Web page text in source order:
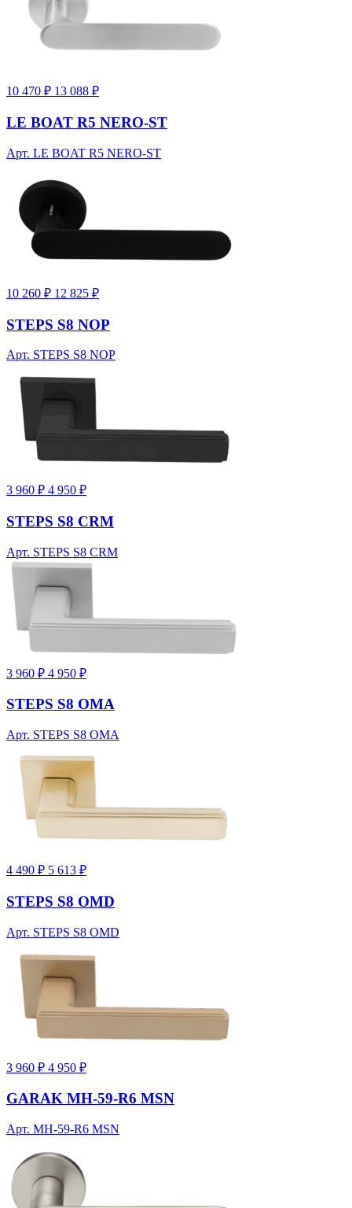
10 470 ₽ 13 088 ₽
LE BOAT R5 NERO-ST
Арт. LE BOAT R5 NERO-ST
10 260 ₽ 12 825 ₽
STEPS S8 NOP
Арт. STEPS S8 NOP
3 960 ₽ 4 950 ₽
STEPS S8 CRM
Арт. STEPS S8 CRM
3 960 ₽ 4 950 ₽
STEPS S8 OMA
Арт. STEPS S8 OMA
4 490 ₽ 5 613 ₽
STEPS S8 OMD
Арт. STEPS S8 OMD
3 960 ₽ 4 950 ₽
GARAK MH-59-R6 MSN
Арт. MH-59-R6 MSN